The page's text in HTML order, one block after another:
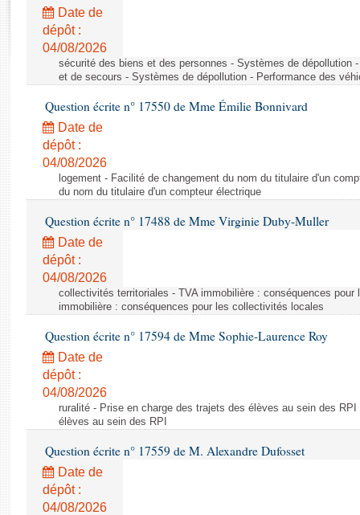
Rapports législatifs
Rapports sur l'application des lois
Baromètre de l’application des lois
Dossiers législatifs
Budget et sécurité sociale
Questions écrites et orales
Comptes rendus des débats
Date de
dépôt :
04/08/2026
sécurité des biens et des personnes - Systèmes de dépollution
et de secours - Systèmes de dépollution - Performance des
Question écrite n° 17550 de Mme Émilie Bonnivard
Date de
dépôt :
04/08/2026
logement - Facilité de changement du nom du titulaire d'un
du nom du titulaire d'un compteur électrique
Question écrite n° 17488 de Mme Virginie Duby-Muller
Date de
dépôt :
04/08/2026
collectivités territoriales - TVA immobilière : conséquences
immobilière : conséquences pour les collectivités locales
Question écrite n° 17594 de Mme Sophie-Laurence Roy
Date de
dépôt :
04/08/2026
ruralité - Prise en charge des trajets des élèves au sein des
élèves au sein des RPI
Question écrite n° 17559 de M. Alexandre Dufosset
Date de
dépôt :
04/08/2026